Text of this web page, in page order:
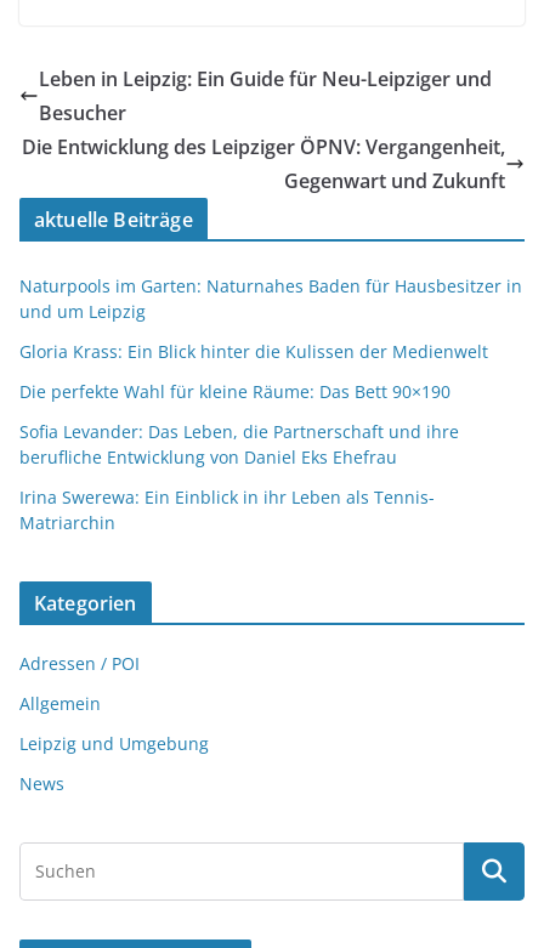
Leben in Leipzig: Ein Guide für Neu-Leipziger und
Besucher
Die Entwicklung des Leipziger ÖPNV: Vergangenheit,
Gegenwart und Zukunft
aktuelle Beiträge
Naturpools im Garten: Naturnahes Baden für Hausbesitzer in
und um Leipzig
Gloria Krass: Ein Blick hinter die Kulissen der Medienwelt
Die perfekte Wahl für kleine Räume: Das Bett 90×190
Sofia Levander: Das Leben, die Partnerschaft und ihre
berufliche Entwicklung von Daniel Eks Ehefrau
Irina Swerewa: Ein Einblick in ihr Leben als Tennis-
Matriarchin
Kategorien
Adressen / POI
Allgemein
Leipzig und Umgebung
News